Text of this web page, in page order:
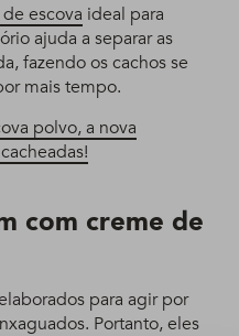
escova ideal para
ajuda a separar as
fazendo os cachos se
mais tempo.
polvo, a nova
com creme de
para agir por
Portanto, eles